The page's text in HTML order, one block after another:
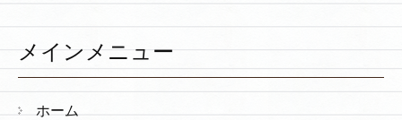
メインメニュー
ホーム